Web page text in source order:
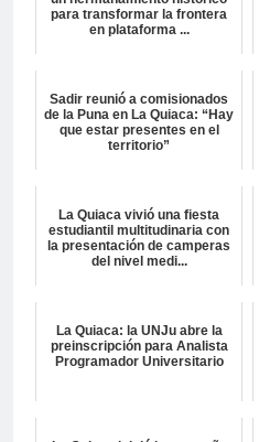
para transformar la frontera
en plataforma ...
Sadir reunió a comisionados
de la Puna en La Quiaca: “Hay
que estar presentes en el
territorio”
La Quiaca vivió una fiesta
estudiantil multitudinaria con
la presentación de camperas
del nivel medi...
La Quiaca: la UNJu abre la
preinscripción para Analista
Programador Universitario